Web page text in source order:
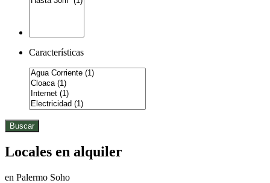
Características
Buscar
Locales en alquiler
en Palermo Soho